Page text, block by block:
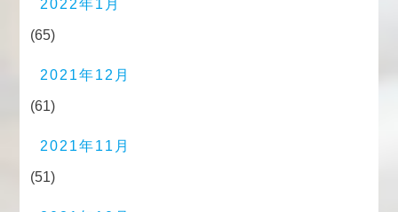
2022年1月
(65)
2021年12月
(61)
2021年11月
(51)